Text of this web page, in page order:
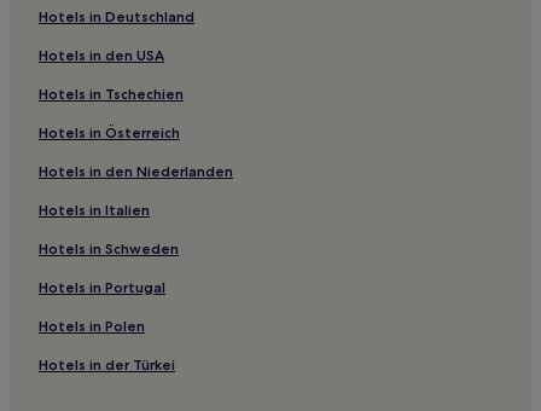
Zentrum von Hoek van Holland entfernt
Günstige nahe Strand von Rockanje
Haustierfreundliche nahe Strand von Rockanje
Familien in Den Haag
Haustierfreundliche in Den Haag
Günstige in Den Haag
Kijkduin
Familien nahe Strand von Kijkduin
Hotels mit Küchenzeile nahe Strand von Kijkduin
Familien in Südholland
Hotels in Deutschland
Hotels in den USA
Hotels in Tschechien
Hotels in Österreich
Hotels in den Niederlanden
Hotels in Italien
Hotels in Schweden
Hotels in Portugal
Hotels in Polen
Hotels in der Türkei